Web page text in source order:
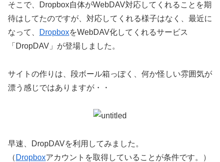
そこで、Dropbox自体がWebDAV対応してくれることを期
待はしてたのですが、対応してくれる様子はなく、最近に
なって、
DropboxをWebDAV化してくれるサービス
「DropDAV」が登場しました。
サイトの作りは、段ボール箱っぽく、何か怪しい雰囲気が
漂う感じではありますが・・
早速、DropDAVを利用してみました。
（ Dropboxアカウントを取得していることが条件です。）